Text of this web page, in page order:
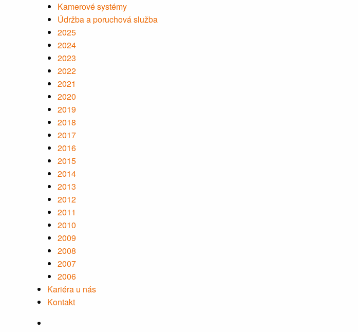
Kamerové systémy
Údržba a poruchová služba
2025
2024
2023
2022
2021
2020
2019
2018
2017
2016
2015
2014
2013
2012
2011
2010
2009
2008
2007
2006
Kariéra u nás
Kontakt